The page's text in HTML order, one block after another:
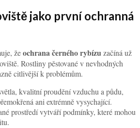
jako první ochranná
žeochrana černého rybízuzačíná už
Rostliny pěstované v nevhodných
citlivější k problémům.
kvalitní proudění vzduchu a půdu,
ani extrémně vysychající.
prostředí vytváří podmínky, které mohou